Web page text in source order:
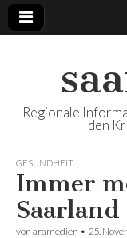
Regionale
den
GESUNDHEIT
Immer
Saarland
von aramedien • 25.